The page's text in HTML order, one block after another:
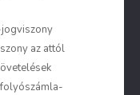
az attól